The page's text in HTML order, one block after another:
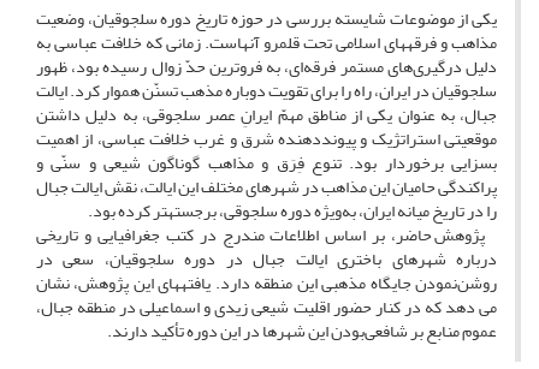
یکی از موضوعات شایسته بررسی در حوزه­ تاریخ دوره­ سلجوقیان، وضعیت
مذاهب و فرقه­های اسلامی تحت قلمرو آنهاست. زمانی که خلافت عباسی به
دلیل درگیری‌های مستمر فرقه‌ای، به فروترین حدّ زوال رسیده بود، ظهور
سلجوقیان در ایران، راه را برای تقویت دوباره مذهب تسنّن هموار کرد. ایالت
جبال، به عنوان یکی از مناطق مهمّ ایرانِ عصر سلجوقی، به دلیل داشتن
موقعیتی استراتژیک و پیونددهنده شرق و غرب خلافت عباسی، از اهمیت
بسزایی برخوردار بود. تنوع فِرَق و مذاهب گوناگون شیعی و سنّی و
پراکندگی حامیان این مذاهب در شهرهای مختلف این ایالت، نقش ایالت جبال
را در تاریخ میانه ایران، به‌ویژه دوره سلجوقی، برجسته­تر کرده بود.
پژوهش حاضر، بر اساس اطلاعات مندرج در کتب جغرافیایی و تاریخی
درباره شهرهای باختری ایالت جبال در دوره سلجوقیان، سعی در
روشن‌نمودن جایگاه مذهبی این منطقه دارد. یافته­های این پژوهش، نشان
می دهد که در کنار حضور اقلیت شیعی زیدی و اسماعیلی در منطقه جبال،
عموم منابع بر شافعی‌بودن این شهرها در این دوره تأکید دارند.